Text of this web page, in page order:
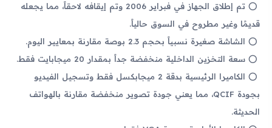
تم إطلاق الجهاز في فبراير 2006 وتم إيقافه لاحقاً، مما يجعله
قديمًا وغير مطروح في السوق حالياً.
الشاشة صغيرة نسبياً بحجم 2.3 بوصة مقارنة بمعايير اليوم.
سعة التخزين الداخلية منخفضة جداً بمقدار 20 ميجابايت فقط.
الكاميرا الرئيسية بدقة 2 ميجابكسل فقط وتسجيل الفيديو
بجودة QCIF، مما يعني جودة تصوير منخفضة مقارنة بالهواتف
الحديثة.